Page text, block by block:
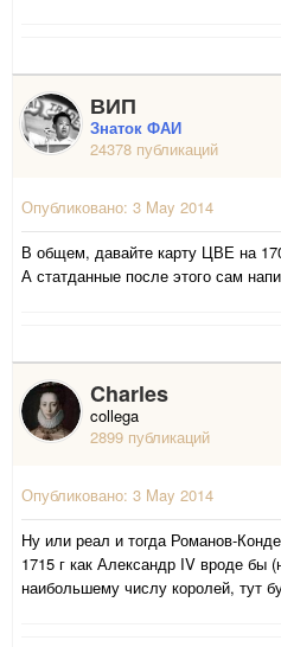
ВИП
Знаток ФАИ
24378 публикаций
Опубликовано: 3 May 2014
В общем, давайте карту ЦВЕ на
А статданные после этого сам
Charles
collega
2899 публикаций
Опубликовано: 3 May 2014
Ну или реал и тогда Романов-
1715 г как Александр IV вроде бы
наибольшему числу королей, тут